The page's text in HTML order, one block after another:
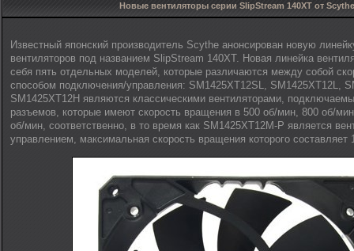
Новые вентиляторы серии SlipStream 140XT от Scythe
Известный японский производитель Scythe анонсирован новую
вентиляторов под названием SlipStream 140XT. Новая линейка
себя пять отдельных моделей, которые различаются между собой
способом подключения/управления: SM1425XT12SL, SM1425XT12L,
SM1425XT12H являются классическими вентиляторами,
разъемов, которые имеют скорость вращения в 500 об/мин, 800 об/
об/мин, соответственно, в то время как SM1425XT12M-P является
управлением, максимальная скорость вращения которого составляет